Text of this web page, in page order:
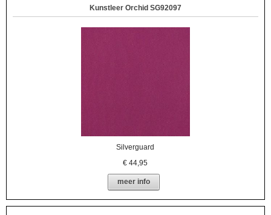
Kunstleer Orchid SG92097
Silverguard
€44,95
meer info